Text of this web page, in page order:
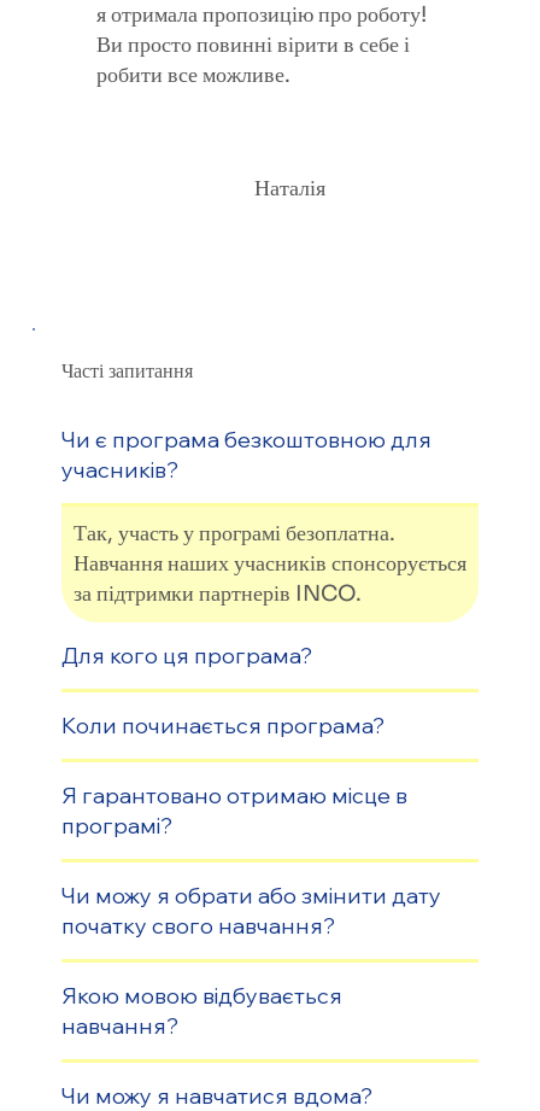
Часті запитання
Чи є програма безкоштовною для
учасників?
Так, участь у програмі безоплатна.
Навчання наших учасників спонсорується
за підтримки партнерів INCO.
Для кого ця програма?
Коли починається програма?
Я гарантовано отримаю місце в
програмі?
Чи можу я обрати або змінити дату
початку свого навчання?
Якою мовою відбувається
навчання?
Чи можу я навчатися вдома?
я отримала пропозицію про роботу!
Ви просто повинні вірити в себе і
робити все можливе.
Наталія